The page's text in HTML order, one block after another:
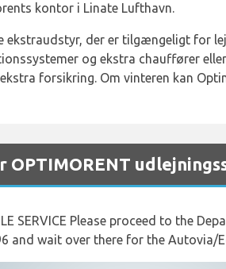
kontor i Linate Lufthavn.
ekstraudstyr, der er tilgængeligt for
og ekstra chauffører
forsikring. Om vinteren kan
OPTIMORENT
SERVICE Please proceed to the
and wait over there for the Autovia/